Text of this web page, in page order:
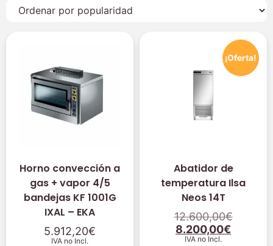
Horno convección a
gas + vapor 4/5
bandejas KF 1001G
IXAL – EKA
5.912,20€
IVA no Incl.
¡Oferta!
Abatidor de
temperatura Ilsa
Neos 14T
12.600,00€
8.200,00€
IVA no Incl.